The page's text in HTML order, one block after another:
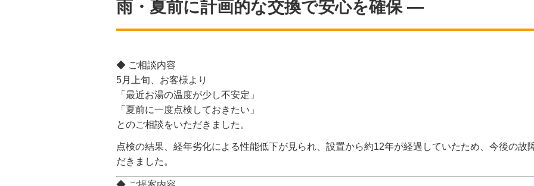
雨・夏前に計画的な交換で安心を確保 ―
◆ ご相談内容
5月上旬、お客様より
「最近お湯の温度が少し不安定」
「夏前に一度点検しておきたい」
とのご相談をいただきました。
点検の結果、経年劣化による性能低下が見られ、設置から約12年が経過していたため、今後の故
だきました。